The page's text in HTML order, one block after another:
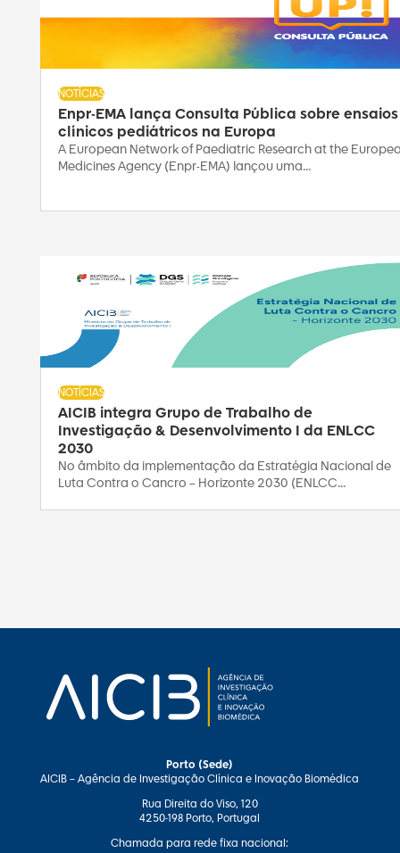
Enpr-EMA lança Consulta Pública sobre ensaios
clínicos pediátricos na Europa
NOTÍCIAS
A European Network of Paediatric Research at the
Medicines Agency (Enpr-EMA) lançou uma...
AICIB integra Grupo de Trabalho de
Investigação & Desenvolvimento I da ENLCC
2030
NOTÍCIAS
No âmbito da implementação da Estratégia Nacional de
Luta Contra o Cancro – Horizonte 2030 (ENLCC...
Porto (Sede)
AICIB – Agência de Investigação Clínica e Inovação Biomédica
Rua Direita do Viso, 120
4250-198 Porto, Portugal
Chamada para rede fixa nacional: